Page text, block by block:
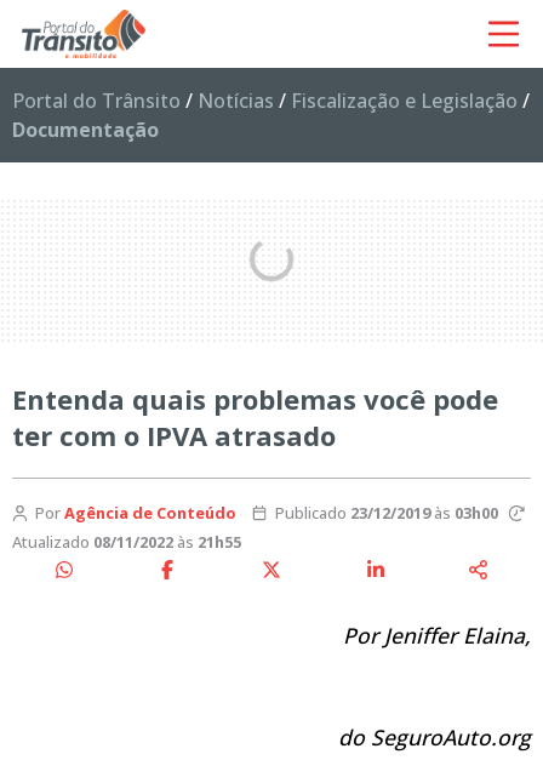
Portal do Trânsito / Notícias / Fiscalização e Legislação /
Documentação
Entenda quais problemas você pode
ter com o IPVA atrasado
PorAgência de Conteúdo Publicado 23/12/2019às 03h00
Atualizado 08/11/2022 às 21h55
Por Jeniffer Elaina,
do SeguroAuto.org